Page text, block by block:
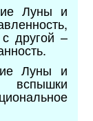
Луны и
другой –
Луны и